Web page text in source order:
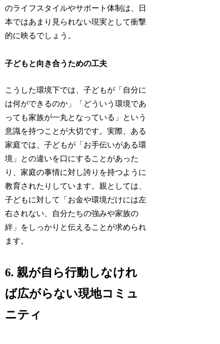
のライフスタイルやサポート体制は、日
本ではあまり見られない現実として衝撃
的に映るでしょう。
子どもと向き合うための工夫
こうした環境下では、子どもが「自分に
は何ができるのか」「どういう環境であ
っても家族が一丸となっている」という
意識を持つことが大切です。実際、ある
家庭では、子どもが「お手伝いがある環
境」との違いを口にすることがあった
り、家庭の事情に対し誇りを持つように
教育されたりしています。親としては、
子どもに対して「お金や環境だけには左
右されない、自分たちの強みや家族の
絆」をしっかりと伝えることが求められ
ます。
6. 親が自ら行動しなけれ
ば広がらない現地コミュ
ニティ